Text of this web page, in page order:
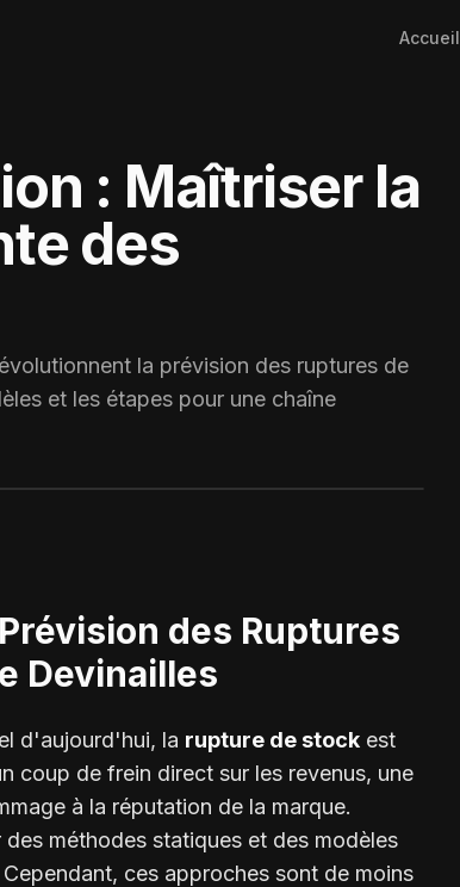
Accueil
: Maîtriser la
des
la prévision des ruptures de
et les étapes pour une chaîne
des Ruptures
Devinailles
d'aujourd'hui, la rupture de stock est
coup de frein direct sur les revenus, une
à la réputation de la marque.
méthodes statiques et des modèles
ces approches sont de moins